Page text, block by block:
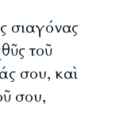
σιαγόνας
τοῦ
σου, καὶ
σου,